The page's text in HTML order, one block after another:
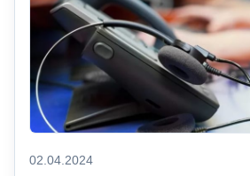
02.04.2024